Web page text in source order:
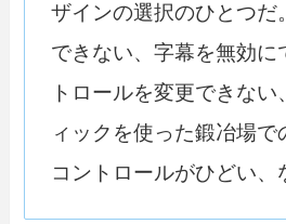
ザインの選択のひとつだ
できない、字幕を無効に
トロールを変更できな
ィックを使った鍛冶場で
コントロールがひどい、